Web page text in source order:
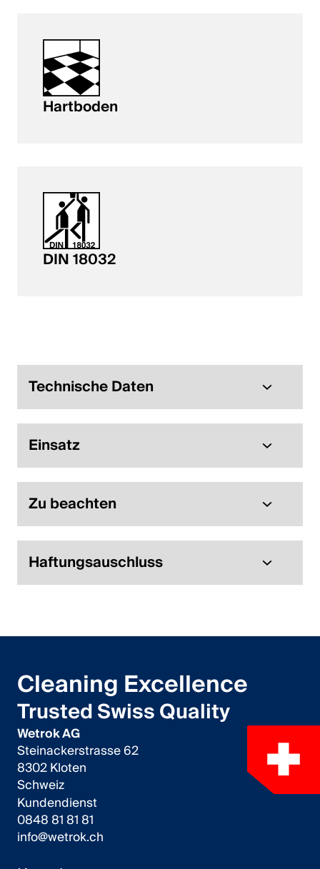
Hartboden
DIN 18032
Technische Daten
Einsatz
Zu beachten
Haftungsauschluss
Cleaning Excellence
Trusted Swiss Quality
Wetrok AG
Steinackerstrasse 62
8302 Kloten
Schweiz
Kundendienst
0848 81 81 81
info@wetrok.ch